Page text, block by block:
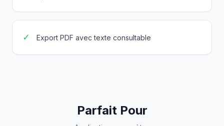
✓ Export PDF avec texte consultable
Parfait Pour